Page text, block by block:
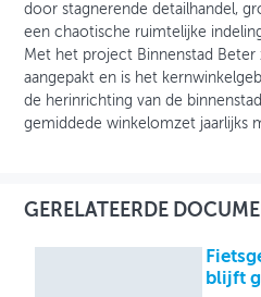
door stagnerende detailhandel,
een chaotische ruimtelijke
Met het project Binnenstad
aangepakt en is het
de herinrichting van de
gemiddede winkelomzet jaarlijks
GERELATEERDE
blijft